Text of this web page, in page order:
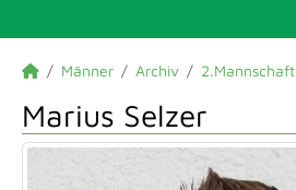
Männer Archiv 2.Mannschaft
Marius Selzer